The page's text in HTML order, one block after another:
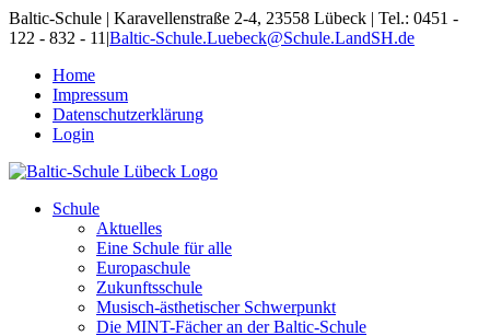
Skip
to
Baltic-Schule | Karavellenstraße 2-4, 23558 Lübeck | Tel.: 0451 -
122 - 832 - 11 |Baltic-Schule.Luebeck@Schule.LandSH.de
Home
Impressum
Datenschutzerklärung
Login
Schule
Aktuelles
Eine Schule für alle
Europaschule
Zukunftsschule
Musisch-ästhetischer Schwerpunkt
Die MINT-Fächer an der Baltic-Schule